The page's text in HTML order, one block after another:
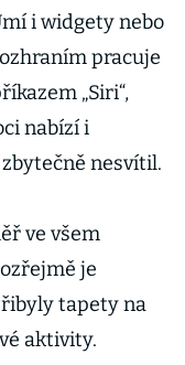
i widgety nebo
pracuje
„Siri“,
nabízí i
nesvítil.
ve všem
je
tapety na
aktivity.